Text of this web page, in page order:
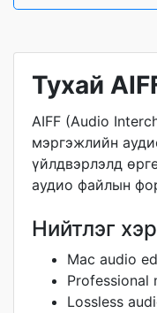
Тухай
AIFF (Audio
мэргэжлийн
үйлдвэрлэлд
аудио файлын
Нийтлэг
Mac audio
Professional
Lossless